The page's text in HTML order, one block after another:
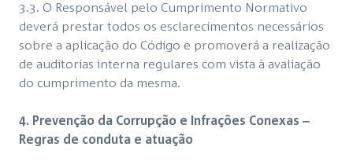
3.3. O Responsável pelo Cumprimento Normativo
deverá prestar todos os esclarecimentos necessários
sobre a aplicação do Código e promoverá a realização
de auditorias interna regulares com vista à avaliação
do cumprimento da mesma.
4. Prevenção da Corrupção e Infrações Conexas –
Regras de conduta e atuação